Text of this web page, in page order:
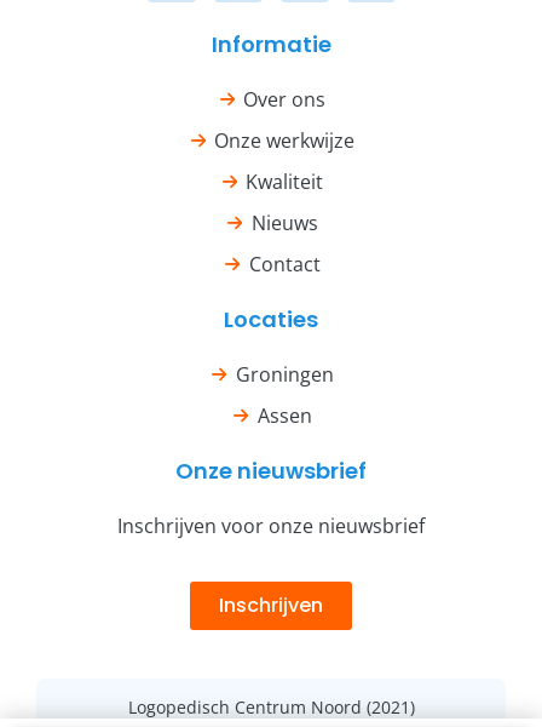
Informatie
Over ons
Onze werkwijze
Kwaliteit
Nieuws
Contact
Locaties
Groningen
Assen
Onze nieuwsbrief
Inschrijven voor onze nieuwsbrief
Inschrijven
Logopedisch Centrum Noord (2021)